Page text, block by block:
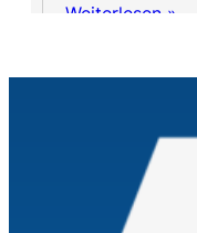
Weiterlesen »